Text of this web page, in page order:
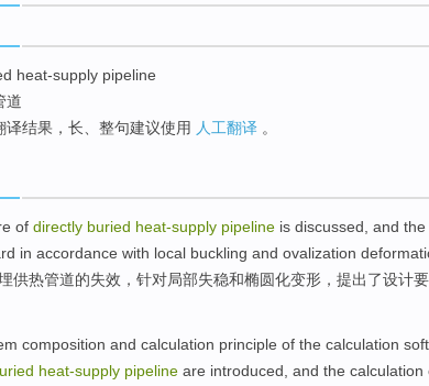
heat-supply pipeline
道
译结果，长、整句建议使用 人工翻译 。
of directly buried heat-supply pipeline is discussed , and the
in accordance with local buckling and ovalization
供热管道的失效 ， 针对局部失稳和椭圆化变形 ， 提出了设计
composition and calculation principle of the calculation
heat-supply pipeline are introduced , and the calculation